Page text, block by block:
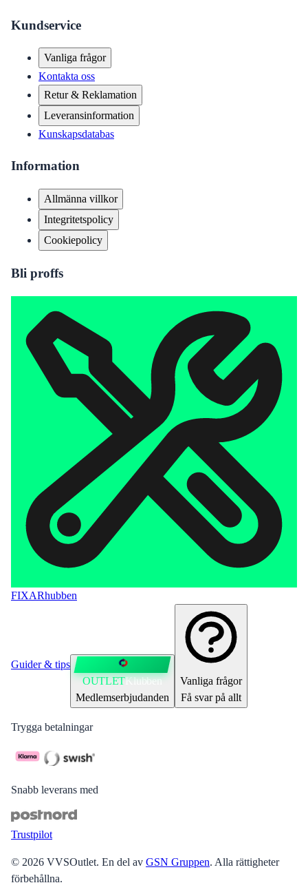
Kundservice
Vanliga frågor
Kontakta oss
Retur & Reklamation
Leveransinformation
Kunskapsdatabas
Information
Allmänna villkor
Integritetspolicy
Cookiepolicy
Bli proffs
FIXARhubben
Guider & tips
OUTLETKlubben
Medlemserbjudanden
Vanliga frågor
Få svar på allt
Trygga betalningar
Snabb leverans med
Trustpilot
© 2026 VVSOutlet. En del av GSN Gruppen. Alla rättigheter
förbehållna.